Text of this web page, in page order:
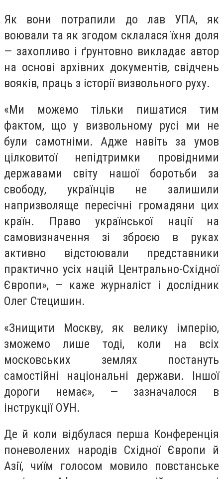
Як вони потрапили до лав УПА, як
воювали та як згодом склалася їхня доля
— захопливо і ґрунтовно викладає автор
на основі архівних документів, свідчень
вояків, праць з історії визвольного руху.
«Ми можемо тільки пишатися тим
фактом, що у визвольному русі ми не
були самотніми. Адже навіть за умов
цілковитої непідтримки провідними
державами світу нашої боротьби за
свободу, українців не залишили
напризволяще пересічні громадяни цих
країн. Право української нації на
самовизначення зі зброєю в руках
активно відстоювали представники
практично усіх націй Центрально-Східної
Європи», — каже журналіст і дослідник
Олег Стецишин.
«Знищити Москву, як велику імперію,
зможемо лише тоді, коли на всіх
московських землях постануть
самостійні національні держави. Іншої
дороги немає», — зазначалося в
інструкції ОУН.
Де й коли відбулася перша Конференція
поневолених народів Східної Європи й
Азії, чиїм голосом мовило повстанське